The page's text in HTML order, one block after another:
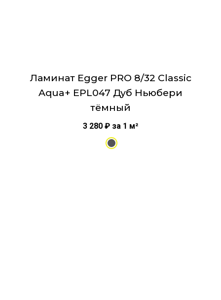
Ламинат Egger PRO 8/32 Classic
Aqua+ EPL047 Дуб Ньюбери
тёмный
3 280 ₽ за 1 м²